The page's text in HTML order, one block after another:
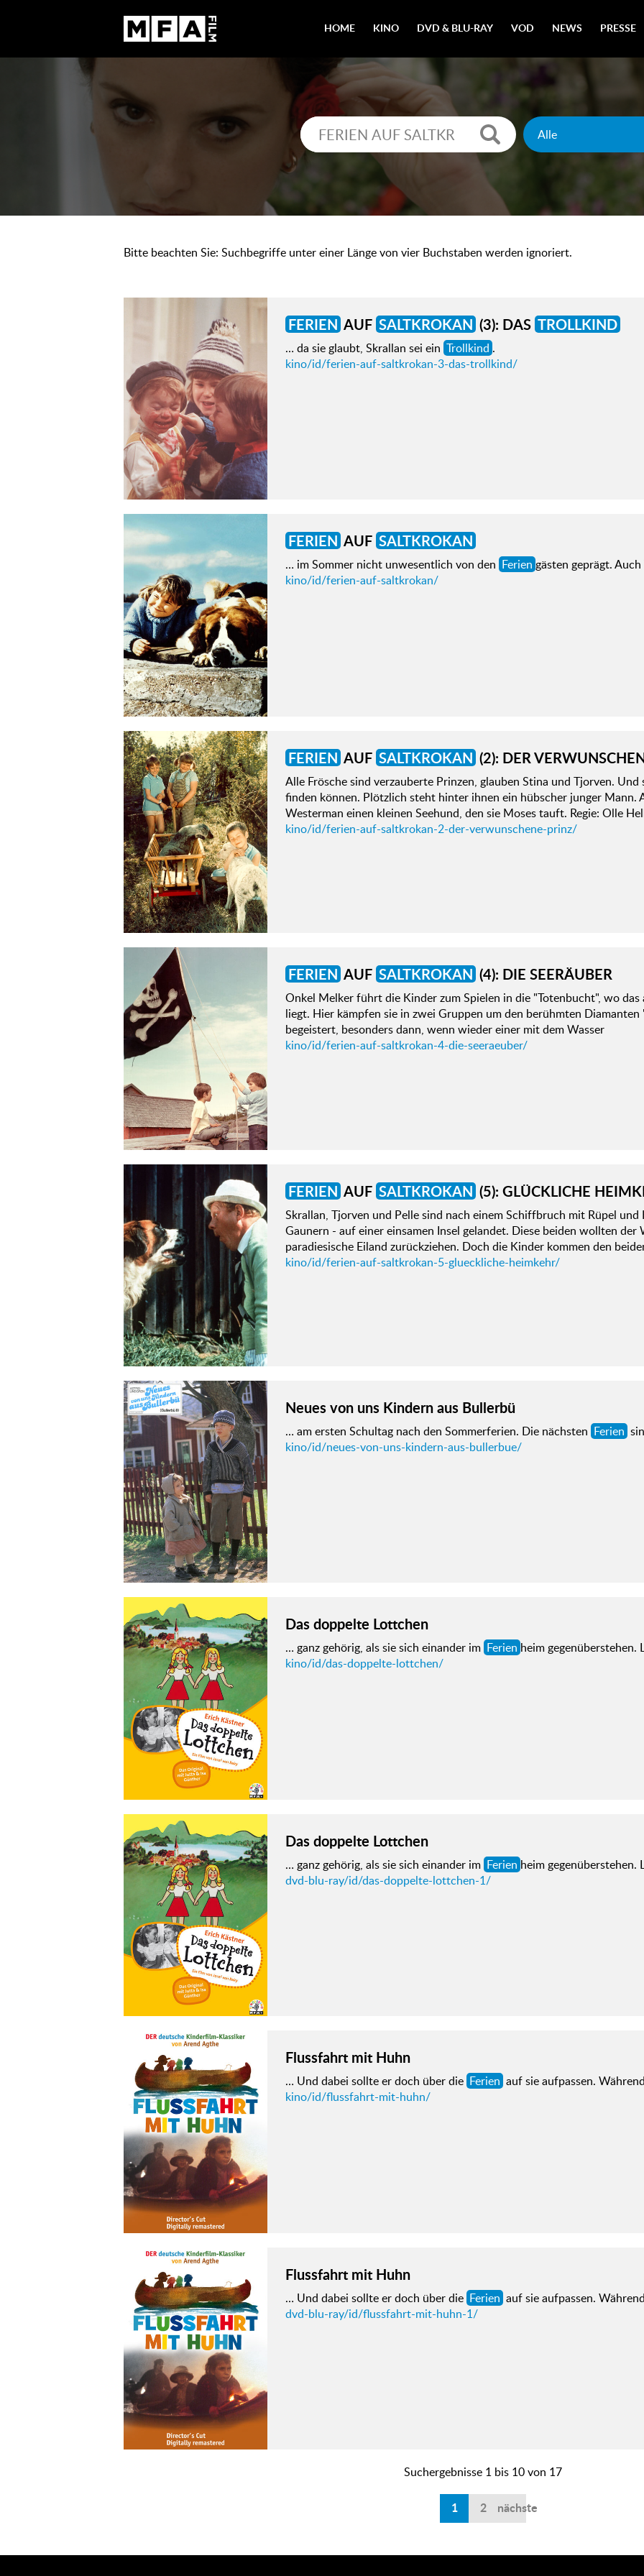
HOME KINO DVD & BLU-RAY VOD NEWS PRESSE
Bitte beachten Sie: Suchbegriffe unter einer Länge von vier Buchstaben werden ignoriert.
FERIEN AUF SALTKROKAN (3): DAS TROLLKIND
… da sie glaubt, Skrallan sei ein Trollkind .
kino/id/ferien-auf-saltkrokan-3-das-trollkind/
FERIEN AUF SALTKROKAN
… im Sommer nicht unwesentlich von den Ferien gästen geprägt.
kino/id/ferien-auf-saltkrokan/
FERIEN AUF SALTKROKAN (2): DER
Alle Frösche sind verzauberte Prinzen, glauben Stina und Tjorven. Und
finden können. Plötzlich steht hinter ihnen ein hübscher junger Mann.
Westerman einen kleinen Seehund, den sie Moses tauft. Regie: Olle
kino/id/ferien-auf-saltkrokan-2-der-verwunschene-prinz/
FERIEN AUF SALTKROKAN (4): DIE SEERÄUBER
Onkel Melker führt die Kinder zum Spielen in die "Totenbucht", wo
liegt. Hier kämpfen sie in zwei Gruppen um den berühmten
begeistert, besonders dann, wenn wieder einer mit dem Wasser
kino/id/ferien-auf-saltkrokan-4-die-seeraeuber/
FERIEN AUF SALTKROKAN (5): GLÜCKLICHE
Skrallan, Tjorven und Pelle sind nach einem Schiffbruch mit Rüpel
Gaunern - auf einer einsamen Insel gelandet. Diese beiden wollten
paradiesische Eiland zurückziehen. Doch die Kinder kommen den
kino/id/ferien-auf-saltkrokan-5-glueckliche-heimkehr/
Neues von uns Kindern aus Bullerbü
… am ersten Schultag nach den Sommerferien. Die nächsten Ferien
kino/id/neues-von-uns-kindern-aus-bullerbue/
Das doppelte Lottchen
… ganz gehörig, als sie sich einander im Ferien heim gegenüberstehen.
kino/id/das-doppelte-lottchen/
Das doppelte Lottchen
… ganz gehörig, als sie sich einander im Ferien heim gegenüberstehen.
dvd-blu-ray/id/das-doppelte-lottchen-1/
Flussfahrt mit Huhn
… Und dabei sollte er doch über die Ferien auf sie aufpassen.
kino/id/flussfahrt-mit-huhn/
Flussfahrt mit Huhn
… Und dabei sollte er doch über die Ferien auf sie aufpassen.
dvd-blu-ray/id/flussfahrt-mit-huhn-1/
Suchergebnisse 1 bis 10 von 17
1 2 nächste